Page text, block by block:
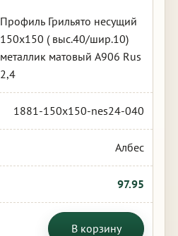
Профиль Грильято несущий
150х150 ( выс.40/шир.10)
металлик матовый А906 Rus
2,4
1881-150x150-nes24-040
Албес
97.95
В корзину